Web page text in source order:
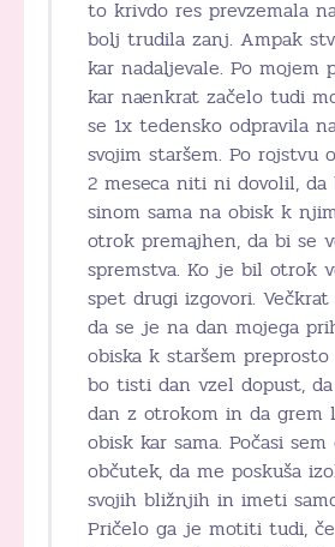
to krivdo res prevzemala
bolj trudila zanj. Ampak
kar nadaljevale. Po mojem
kar naenkrat začelo tudi
se 1x tedensko odpravila
svojim staršem. Po rojstvu
2 meseca niti ni dovolil, da
sinom sama na obisk k
otrok premajhen, da bi se
spremstva. Ko je bil otrok
spet drugi izgovori.
da se je na dan mojega
obiska k staršem
bo tisti dan vzel dopust,
dan z otrokom in da grem
obisk kar sama. Počasi
občutek, da me poskuša
svojih bližnjih in imeti
Pričelo ga je motiti tudi,